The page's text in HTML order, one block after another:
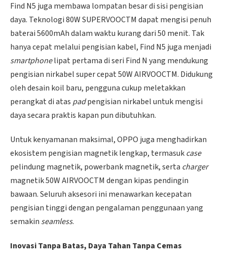
Find N5 juga membawa lompatan besar di sisi pengisian
daya. Teknologi 80W SUPERVOOCTM dapat mengisi penuh
baterai 5600mAh dalam waktu kurang dari 50 menit. Tak
hanya cepat melalui pengisian kabel, Find N5 juga menjadi
smartphonelipat pertama di seri Find N yang mendukung
pengisian nirkabel super cepat 50W AIRVOOCTM. Didukung
oleh desain koil baru, pengguna cukup meletakkan
perangkat di atas padpengisian nirkabel untuk mengisi
daya secara praktis kapan pun dibutuhkan.
Untuk kenyamanan maksimal, OPPO juga menghadirkan
ekosistem pengisian magnetik lengkap, termasukcase
pelindung magnetik, powerbank magnetik, serta charger
magnetik 50W AIRVOOCTM dengan kipas pendingin
bawaan. Seluruh aksesori ini menawarkan kecepatan
pengisian tinggi dengan pengalaman penggunaan yang
semakin seamless.
Inovasi Tanpa Batas, Daya Tahan Tanpa Cemas